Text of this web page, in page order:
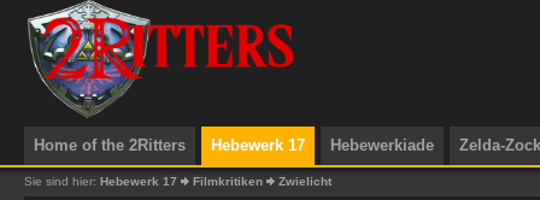
Home of the 2Ritters Hebewerk 17 Hebewerkiade Zelda-
Sie sind hier: Hebewerk 17 Filmkritiken Zwielicht